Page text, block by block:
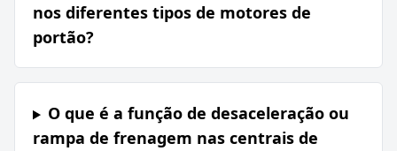
nos diferentes tipos de motores de
portão?
O que é a função de desaceleração ou
rampa de frenagem nas centrais de